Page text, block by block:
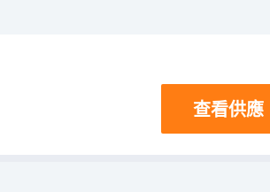
查看供應